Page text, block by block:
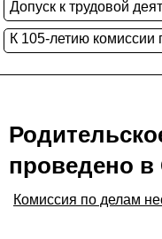
Допуск к трудовой
К 105-летию
проведено
Комиссия по делам